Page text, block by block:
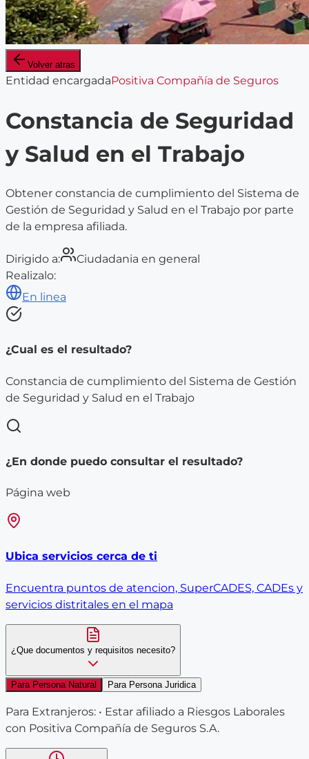
Volver atras
Entidad encargadaPositiva Compañía de Seguros
Constancia de Seguridad
y Salud en el Trabajo
Obtener constancia de cumplimiento del Sistema de
Gestión de Seguridad y Salud en el Trabajo por parte
de la empresa afiliada.
Dirigido a:
Ciudadania en general
Realizalo:
En linea
¿Cual es el resultado?
Constancia de cumplimiento del Sistema de Gestión
de Seguridad y Salud en el Trabajo
¿En donde puedo consultar el resultado?
Página web
Ubica servicios cerca de ti
Encuentra puntos de atencion, SuperCADES, CADEs y
servicios distritales en el mapa
¿Que documentos y requisitos necesito?
Para Persona Natural Para Persona Juridica
Para Extranjeros: • Estar afiliado a Riesgos Laborales
con Positiva Compañía de Seguros S.A.